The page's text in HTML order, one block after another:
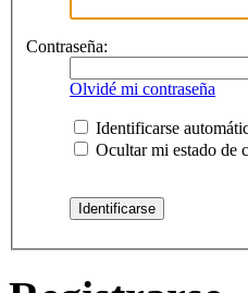
Contraseña:
Olvidé mi contraseña
Identificarse
Ocultar mi estado de